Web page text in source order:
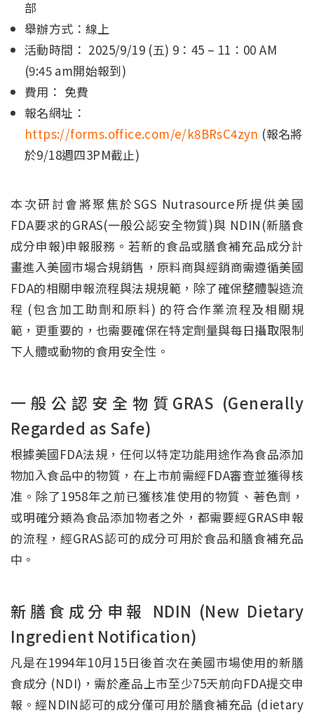
部
舉辦方式：線上
活動時間： 2025/9/19 (五) 9：45 – 11：00 AM
(9:45 am開始報到)
費用： 免費
報名網址：
https://forms.office.com/e/k8BRsC4zyn (報名將
於9/18週四3PM截止)
本次研討會將聚焦於SGS Nutrasource所提供美國
FDA要求的GRAS(一般公認安全物質)與 NDIN(新膳食
成分申報)申報服務。若新的食品或膳食補充品成分計
畫進入美國市場合規銷售，原料商與經銷商需遵循美國
FDA的相關申報流程與法規規範，除了確保整體製造流
程 (包含加工助劑和原料) 的符合作業流程及相關規
範，更重要的，也需要確保在特定劑量與每日攝取限制
下人體或動物的食用安全性。
一般公認安全物質GRAS (Generally
Regarded as Safe)
根據美國FDA法規，任何以特定功能用途作為食品添加
物加入食品中的物質，在上市前需經FDA審查並獲得核
准。除了1958年之前已獲核准使用的物質、著色劑，
或明確分類為食品添加物者之外，都需要經GRAS申報
的流程，經GRAS認可的成分可用於食品和膳食補充品
中。
新膳食成分申報 NDIN (New Dietary
Ingredient Notification)
凡是在1994年10月15日後首次在美國市場使用的新膳
食成分 (NDI)，需於產品上市至少75天前向FDA提交申
報。經NDIN認可的成分僅可用於膳食補充品 (dietary